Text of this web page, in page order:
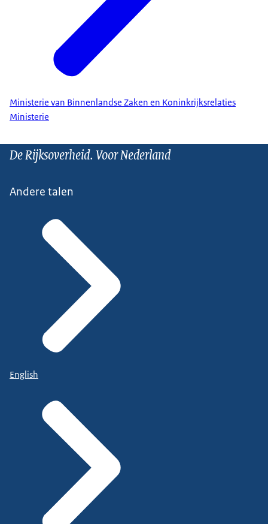
Ministerie van Binnenlandse Zaken en Koninkrijksrelaties
Ministerie
De Rijksoverheid. Voor Nederland
Andere talen
English